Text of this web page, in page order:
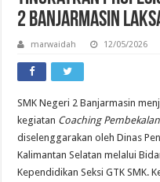
2 Banjarmasin
marwaidah 12/05/2026
SMK Negeri 2 Banjarmasin
kegiatan Coaching
diselenggarakan oleh Dinas
Kalimantan Selatan melalui
Kependidikan Seksi GTK SMK.